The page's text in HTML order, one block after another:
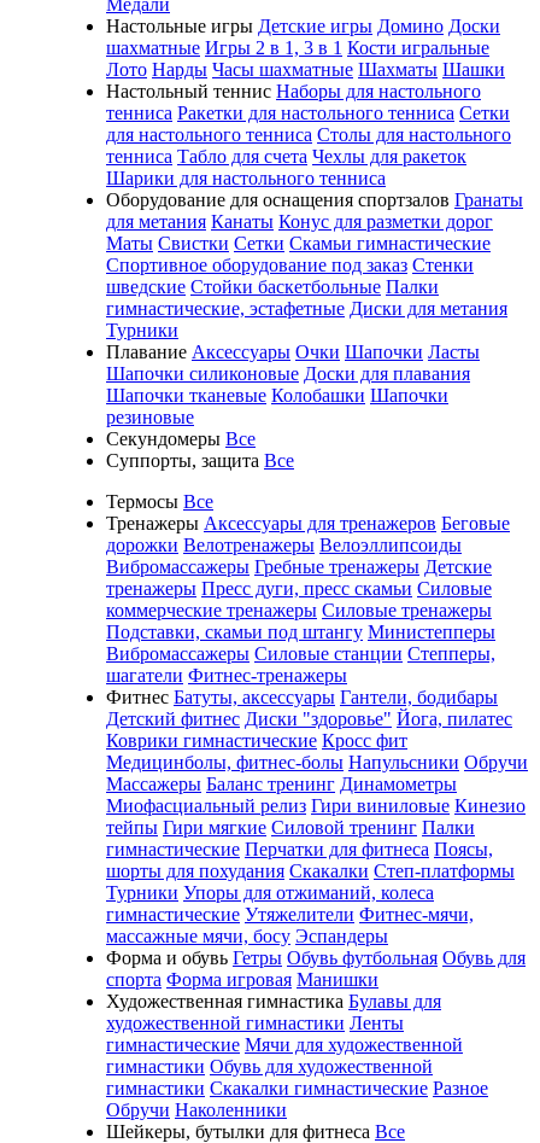
Медали
Настольные игры Детские игры Домино Доски
шахматные Игры 2 в 1, 3 в 1 Кости игральные
Лото Нарды Часы шахматные Шахматы Шашки
Настольный теннис Наборы для настольного
тенниса Ракетки для настольного тенниса Сетки
для настольного тенниса Столы для настольного
тенниса Табло для счета Чехлы для ракеток
Шарики для настольного тенниса
Оборудование для оснащения спортзалов Гранаты
для метания Канаты Конус для разметки дорог
Маты Свистки Сетки Скамьи гимнастические
Спортивное оборудование под заказ Стенки
шведские Стойки баскетбольные Палки
гимнастические, эстафетные Диски для метания
Турники
Плавание Аксессуары Очки Шапочки Ласты
Шапочки силиконовые Доски для плавания
Шапочки тканевые Колобашки Шапочки
резиновые
Секундомеры Все
Суппорты, защита Все
Термосы Все
Тренажеры Аксессуары для тренажеров Беговые
дорожки Велотренажеры Велоэллипсоиды
Вибромассажеры Гребные тренажеры Детские
тренажеры Пресс дуги, пресс скамьи Силовые
коммерческие тренажеры Силовые тренажеры
Подставки, скамьи под штангу Министепперы
Вибромассажеры Силовые станции Степперы,
шагатели Фитнес-тренажеры
Фитнес Батуты, аксессуары Гантели, бодибары
Детский фитнес Диски "здоровье" Йога, пилатес
Коврики гимнастические Кросс фит
Медицинболы, фитнес-болы Напульсники Обручи
Массажеры Баланс тренинг Динамометры
Миофасциальный релиз Гири виниловые Кинезио
тейпы Гири мягкие Силовой тренинг Палки
гимнастические Перчатки для фитнеса Поясы,
шорты для похудания Скакалки Степ-платформы
Турники Упоры для отжиманий, колеса
гимнастические Утяжелители Фитнес-мячи,
массажные мячи, босу Эспандеры
Форма и обувь Гетры Обувь футбольная Обувь для
спорта Форма игровая Манишки
Художественная гимнастика Булавы для
художественной гимнастики Ленты
гимнастические Мячи для художественной
гимнастики Обувь для художественной
гимнастики Скакалки гимнастические Разное
Обручи Наколенники
Шейкеры, бутылки для фитнеса Все